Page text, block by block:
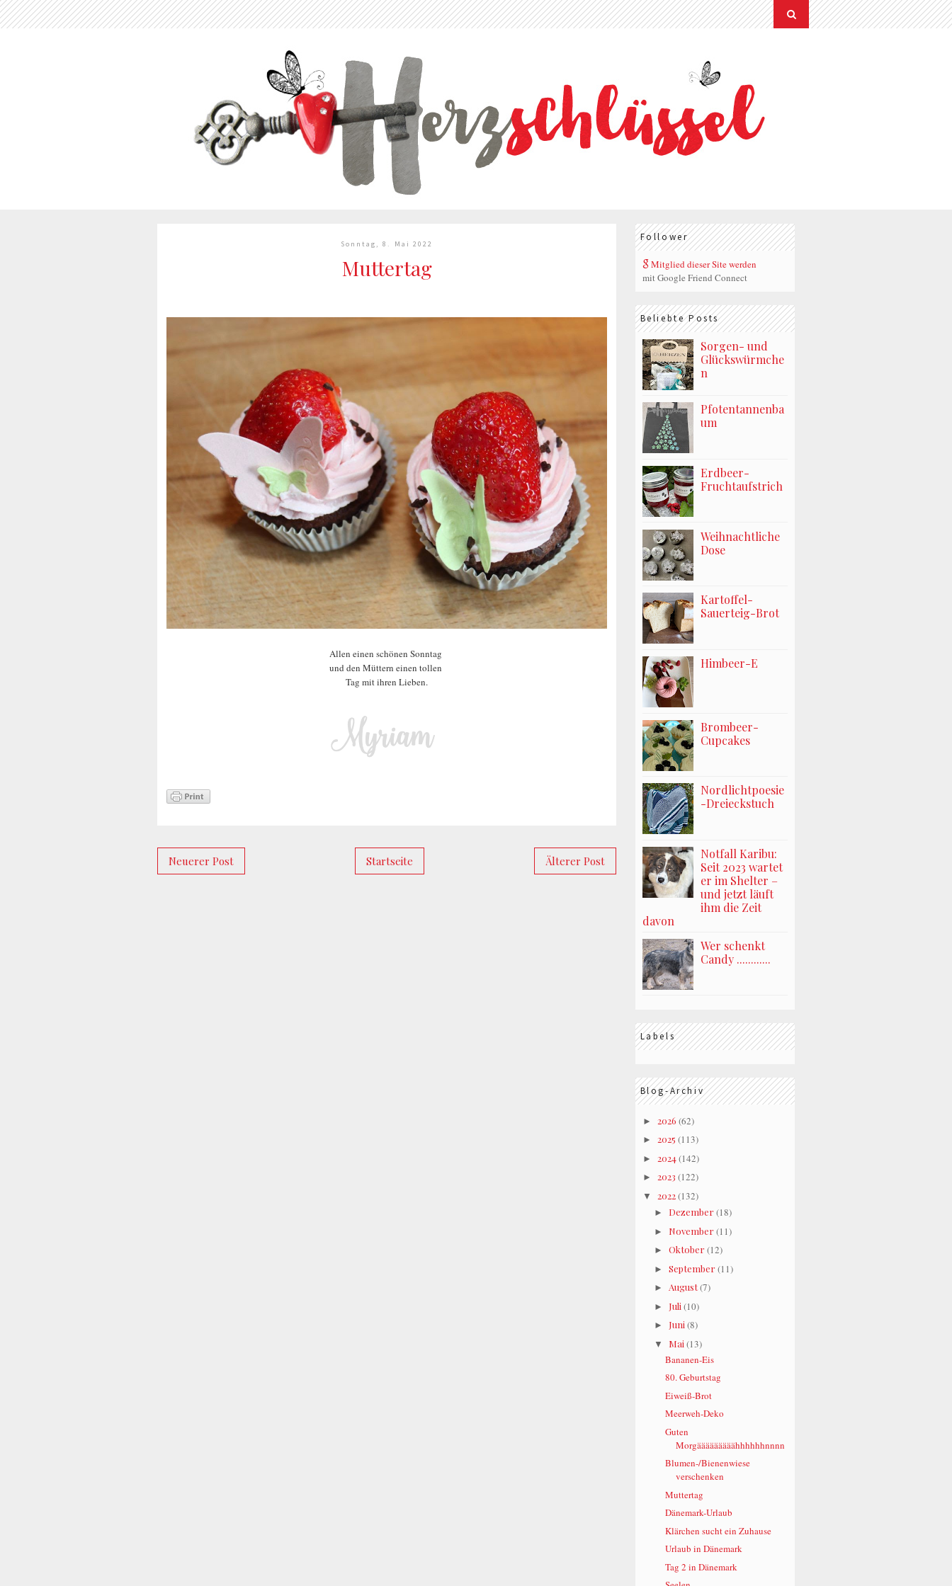
Sonntag, 8. Mai 2022
Muttertag
Allen einen schönen Sonntag
und den Müttern einen tollen
Tag mit ihren Lieben.
Neuerer Post Älterer Post
Startseite
Follower
Mitglied dieser Site werden
mit Google Friend Connect
Beliebte Posts
Sorgen- und
Glückswürmche
n
Pfotentannenba
um
Erdbeer-
Fruchtaufstrich
Weihnachtliche
Dose
Kartoffel-
Sauerteig-Brot
Himbeer-E
Brombeer-
Cupcakes
Nordlichtpoesie
-Dreieckstuch
Notfall Karibu:
Seit 2023 wartet
er im Shelter –
und jetzt läuft
ihm die Zeit
davon
Wer schenkt
Candy ............
Labels
Blog-Archiv
► 2026 (62)
► 2025 (113)
► 2024(142)
► 2023 (122)
▼ 2022(132)
► Dezember (18)
► November (11)
► Oktober (12)
► September (11)
► August (7)
► Juli (10)
► Juni (8)
▼ Mai (13)
Bananen-Eis
80. Geburtstag
Eiweiß-Brot
Meerweh-Deko
Guten
Morgääääääääähhhhhhnnnn
Blumen-/Bienenwiese
verschenken
Muttertag
Dänemark-Urlaub
Klärchen sucht ein Zuhause
Urlaub in Dänemark
Tag 2 in Dänemark